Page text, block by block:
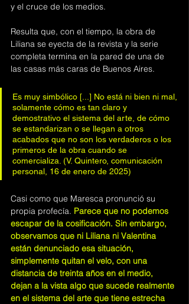
y el cruce de los medios.
Resulta que, con el tiempo, la obra de
Liliana se eyecta de la revista y la serie
completa termina en la pared de una de
las casas más caras de Buenos Aires.
Es muy simbólico [...] No está ni bien ni mal,
solamente cómo es tan claro y
demostrativo el sistema del arte, de cómo
se estandarizan o se llegan a otros
acabados que no son los verdaderos o los
primeros de la obra cuando se
comercializa. (V. Quintero, comunicación
personal, 16 de enero de 2025)
Casi como que Maresca pronunció su
propia profecía. Parece que no podemos
escapar de la cosificación. Sin embargo,
observamos que ni Liliana ni Valentina
están denunciado esa situación,
simplemente quitan el velo, con una
distancia de treinta años en el medio,
dejan a la vista algo que sucede realmente
en el sistema del arte que tiene estrecha